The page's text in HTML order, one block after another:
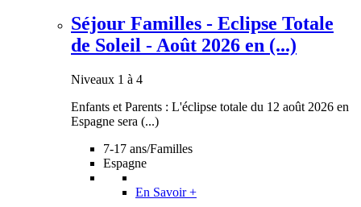
Séjour Familles - Eclipse Totale
de Soleil - Août 2026 en (...)
Niveaux 1 à 4
Enfants et Parents : L'éclipse totale du 12 août 2026 en
Espagne sera (...)
7-17 ans/Familles
Espagne
En Savoir +